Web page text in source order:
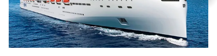
Vyhľadať zájazdy